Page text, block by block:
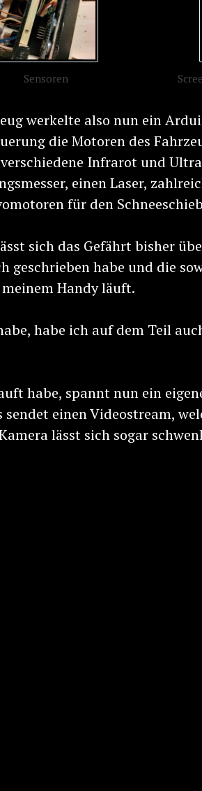
Sensoren
werkelte also nun ein
die Motoren des
Infrarot und
einen Laser,
für den
sich das Gefährt bisher
geschrieben habe und die
Handy läuft.
habe ich auf dem Teil
habe, spannt nun ein
einen Videostream,
lässt sich sogar